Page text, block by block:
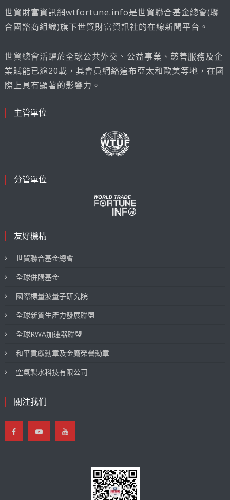
世貿財富資訊網wtfortune.info是世貿聯合基金總會(聯
合國諮商組織)旗下世貿財富資訊社的在線新聞平台。
世貿總會活躍於全球公共外交、公益事業、慈善服務及企
業賦能已逾20載，其會員網絡遍布亞太和歐美等地，在國
際上具有顯著的影響力。
主管單位
分管單位
友好機構
世貿聯合基金總會
全球併購基金
國際標量波量子研究院
全球新質生產力發展聯盟
全球RWA加速器聯盟
和平貢獻勳章及金鷹榮譽勳章
空氣製水科技有限公司
關注我们